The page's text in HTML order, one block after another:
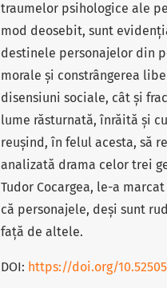
traumelor psihologice ale
mod deosebit, sunt
destinele personajelor din
morale și constrângerea
disensiuni sociale, cât și
lume răsturnată, înrăită și
reușind, în felul acesta, să
analizată drama celor trei
Tudor Cocargea, le-a
că personajele, deși sunt
față de altele.
DOI: https://doi.org/